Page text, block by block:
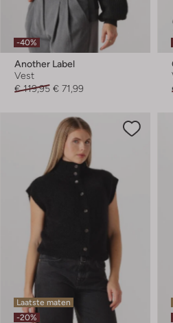
-40%
Another Label
Vest
€ 119,95 € 71,99
Laatste maten
-20%